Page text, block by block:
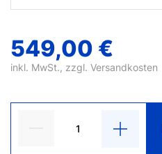
549,00 €
inkl. MwSt., zzgl. Versandkosten